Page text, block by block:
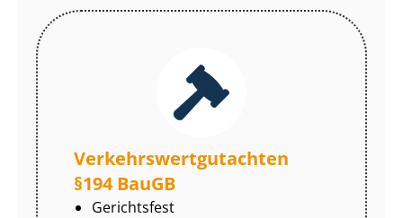
Ver­kehrs­wert­gut­ach­ten
§194 BauGB
Gerichtsfest